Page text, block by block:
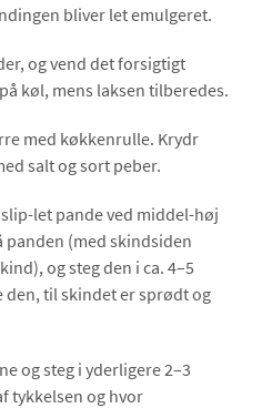
bliver let emulgeret.
og vend det forsigtigt
køl, mens laksen tilberedes.
med køkkenrulle. Krydr
salt og sort peber.
let pande ved middel-høj
panden (med skindsiden
og steg den i ca. 4–5
til skindet er sprødt og
og steg i yderligere 2–3
tykkelsen og hvor